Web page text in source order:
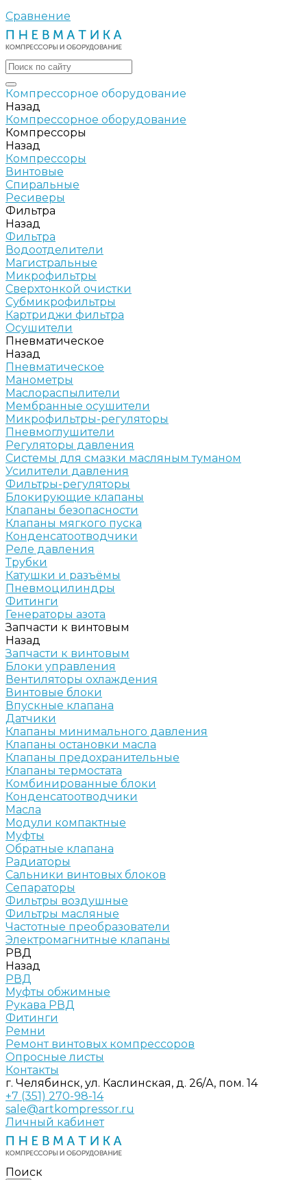
Сравнение
Компрессорное оборудование
Назад
Компрессорное оборудование
Компрессоры
Назад
Компрессоры
Винтовые
Спиральные
Ресиверы
Фильтра
Назад
Фильтра
Водоотделители
Магистральные
Микрофильтры
Сверхтонкой очистки
Субмикрофильтры
Картриджи фильтра
Осушители
Пневматическое
Назад
Пневматическое
Манометры
Маслораспылители
Мембранные осушители
Микрофильтры-регуляторы
Пневмоглушители
Регуляторы давления
Системы для смазки масляным туманом
Усилители давления
Фильтры-регуляторы
Блокирующие клапаны
Клапаны безопасности
Клапаны мягкого пуска
Конденсатоотводчики
Реле давления
Трубки
Катушки и разъёмы
Пневмоцилиндры
Фитинги
Генераторы азота
Запчасти к винтовым
Назад
Запчасти к винтовым
Блоки управления
Вентиляторы охлаждения
Винтовые блоки
Впускные клапана
Датчики
Клапаны минимального давления
Клапаны остановки масла
Клапаны предохранительные
Клапаны термостата
Комбинированные блоки
Конденсатоотводчики
Масла
Модули компактные
Муфты
Обратные клапана
Радиаторы
Сальники винтовых блоков
Сепараторы
Фильтры воздушные
Фильтры масляные
Частотные преобразователи
Электромагнитные клапаны
РВД
Назад
РВД
Муфты обжимные
Рукава РВД
Фитинги
Ремни
Ремонт винтовых компрессоров
Опросные листы
Контакты
г. Челябинск, ул. Каслинская, д. 26/А, пом. 14
+7 (351) 270-98-14
sale@artkompressor.ru
Личный кабинет
Поиск